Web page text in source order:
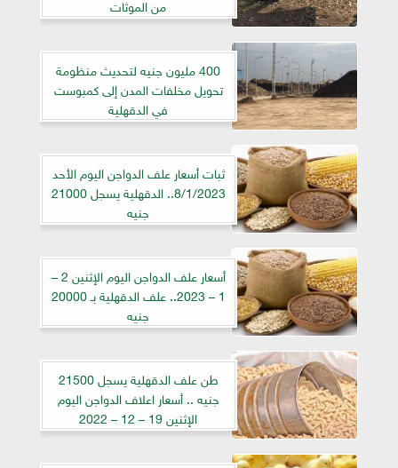
من الموثات
400 مليون جنيه لتحديث منظومة
تحويل مخلفات المدن إلى كمبوست
في الدقهلية
ثبات أسعار علف الدواجن اليوم الأحد
8/1/2023.. الدقهلية يسجل 21000
جنيه
أسعار علف الدواجن اليوم الإثنين 2 –
1 – 2023.. علف الدقهلية بـ 20000
جنيه
طن علف الدقهلية يسجل 21500
جنيه .. أسعار اعلاف الدواجن اليوم
الإثنين 19 – 12 – 2022